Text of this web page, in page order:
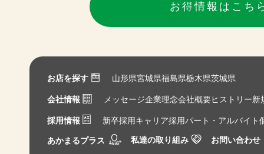
お得情報はこち
お店を探す 山形県宮城県福島県栃木県茨城県
会社情報 メッセージ企業理念会社概要ヒストリー新
採用情報 新卒採用キャリア採用パート・アルバイト
あかまるプラス 私達の取り組み お問い合わせ